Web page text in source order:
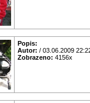
Popis:
Autor: / 03.06.2009
Zobrazeno: 4156x